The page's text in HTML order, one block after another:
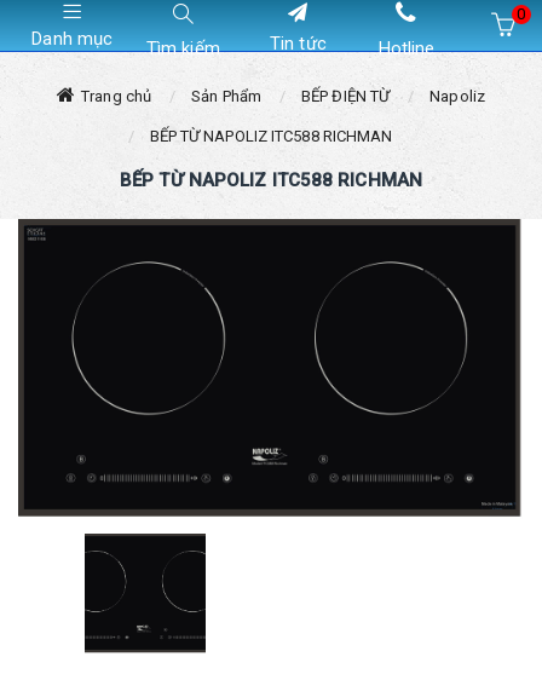
Danh mục Tìm kiếm Tin tức Hotline
0
Trang chủ Sản Phẩm BẾP ĐIỆN TỪ Napoliz
BẾP TỪ NAPOLIZ ITC588 RICHMAN
BẾP TỪ NAPOLIZ ITC588 RICHMAN